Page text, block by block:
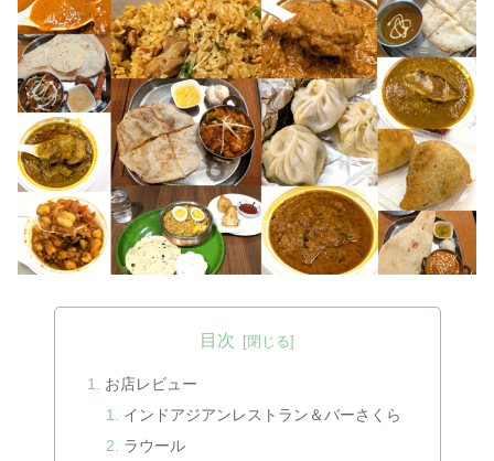
目次
お店レビュー
インドアジアンレストラン＆バーさくら
ラウール